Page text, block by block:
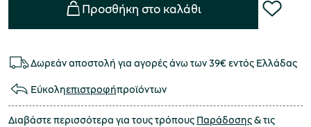
Προσθήκη στο καλάθι
Δωρεάν αποστολή για αγορές άνω των 39€ εντός Ελλάδας
Εύκοληεπιστροφήπροϊόντων
Διαβάστε περισσότερα για τους τρόπους Παράδοσης& τις